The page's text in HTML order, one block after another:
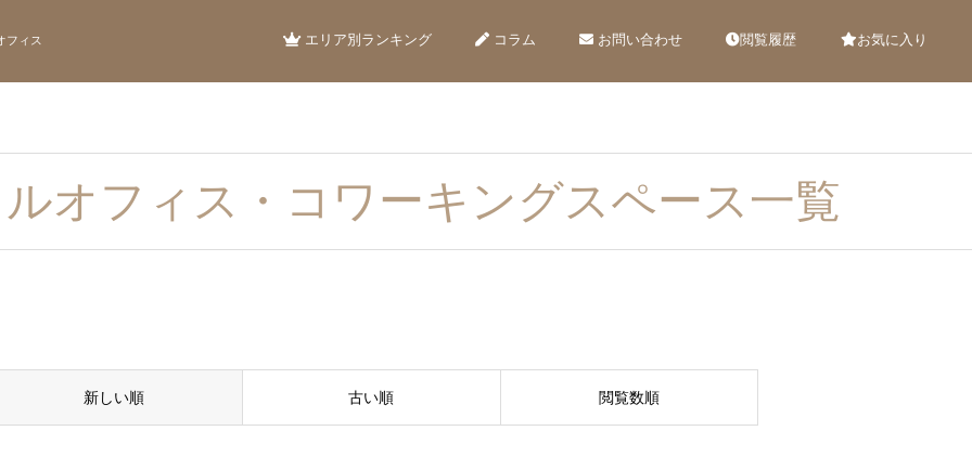
フィス エリア別ランキング コラム お問い合わせ 閲覧履歴 お気に入り
オフィス・コワーキングスペース一覧
新しい順 古い順 閲覧数順